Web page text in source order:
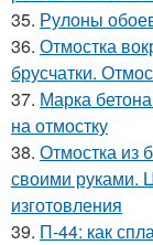
35. Рулоны
36. Отмостка
брусчатки.
37. Марка
на отмостку
38. Отмостка из
своими руками.
изготовления
39. П-44: как